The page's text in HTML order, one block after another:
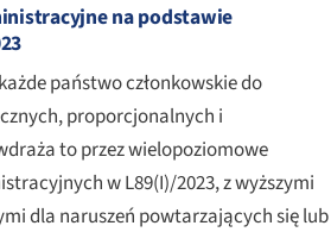
na podstawie
państwo członkowskie do
proporcjonalnych i
to przez wielopoziomowe
w L89(I)/2023, z wyższymi
dla naruszeń powtarzających się lub